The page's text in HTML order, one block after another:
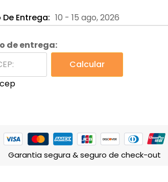
De Entrega: 10 - 15 ago, 2026
de entrega:
Calcular
Garantia segura & seguro de check-out